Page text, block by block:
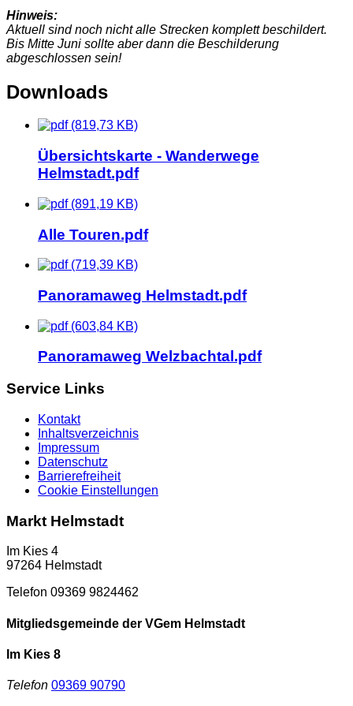
Hinweis:
Aktuell sind noch nicht alle Strecken komplett beschildert.
Bis Mitte Juni sollte aber dann die Beschilderung
abgeschlossen sein!
Downloads
(819,73 KB)
Übersichtskarte - Wanderwege
Helmstadt.pdf
(891,19 KB)
Alle Touren.pdf
(719,39 KB)
Panoramaweg Helmstadt.pdf
(603,84 KB)
Panoramaweg Welzbachtal.pdf
Service Links
Kontakt
Inhaltsverzeichnis
Impressum
Datenschutz
Barrierefreiheit
Cookie Einstellungen
Markt Helmstadt
Im Kies 4
97264 Helmstadt
Telefon 09369 9824462
Mitgliedsgemeinde der VGem Helmstadt
Im Kies 8
Telefon 09369 90790